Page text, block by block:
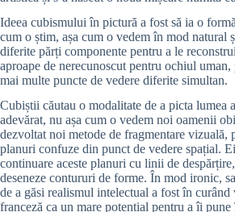
Ideea cubismului în pictură a fost să ia o
cum o știm, așa cum o vedem în mod natural
diferite părți componente pentru a le
aproape de nerecunoscut pentru ochiul
mai multe puncte de vedere diferite simultan.
Cubiștii căutau o modalitate de a picta lumea
adevărat, nu așa cum o vedem noi oamenii
dezvoltat noi metode de fragmentare vizuală,
planuri confuze din punct de vedere spațial.
continuare aceste planuri cu linii de
deseneze contururi de forme. În mod ironic,
de a găsi realismul intelectual a fost în curând
franceză ca un mare potențial pentru a îi